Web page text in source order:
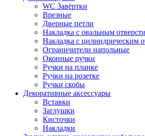
WC Завёртки
Врезные
Дверные петли
Накладка с овальным
Накладка с цилиндрическим
Ограничители напольные
Оконные ручки
Ручки на планке
Ручки на розетке
Ручки скобы
Декоративные аксессуары
Вставки
Заглушки
Кисточки
Накладки